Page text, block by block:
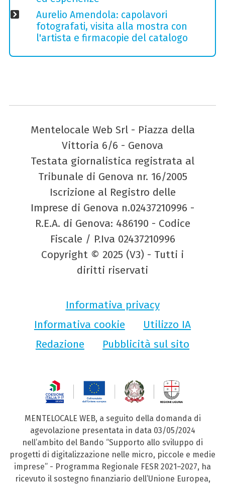
Aurelio Amendola: capolavori
fotografati, visita alla mostra con
l'artista e firmacopie del catalogo
Mentelocale Web Srl - Piazza della
Vittoria 6/6 - Genova
Testata giornalistica registrata al
Tribunale di Genova nr. 16/2005
Iscrizione al Registro delle
Imprese di Genova n.02437210996 -
R.E.A. di Genova: 486190 - Codice
Fiscale / P.Iva 02437210996
Copyright © 2025 (V3) - Tutti i
diritti riservati
Informativa privacy
Informativa cookie
Utilizzo IA
Redazione
Pubblicità sul sito
MENTELOCALE WEB, a seguito della domanda di
agevolazione presentata in data 03/05/2024
nell’ambito del Bando “Supporto allo sviluppo di
progetti di digitalizzazione nelle micro, piccole e medie
imprese” - Programma Regionale FESR 2021–2027, ha
ricevuto il sostegno finanziario dell’Unione Europea,